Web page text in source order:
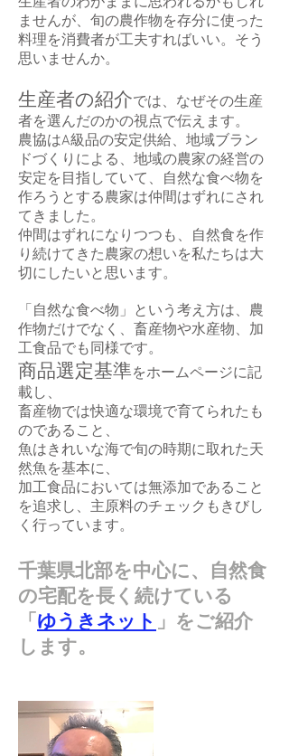
ませんが、旬の農作物を存分に使った
料理を消費者が工夫すればいい。そう
思いませんか。
生産者の紹介では、なぜその生産
者を選んだのかの視点で伝えます。
農協はA級品の安定供給、地域ブラン
ドづくりによる、地域の農家の経営の
安定を目指していて、自然な食べ物を
作ろうとする農家は仲間はずれにされ
てきました。
​仲間はずれになりつつも、自然食を作
り続けてきた農家の想いを私たちは大
切にしたいと思います。
「自然な食べ物」という考え方は、農
作物だけでなく、畜産物や水産物、加
工食品でも同様です。
商品選定基準をホームページに記
載し、
畜産物では快適な環境で育てられたも
のであること、
魚はきれいな海で旬の時期に取れた天
然魚を基本に、
加工食品においては無添加であること
を追求し、主原料のチェックもきびし
く行っています。
千葉県北部を中心に、自然食
の宅配を長く続けている
「 ゆうきネット 」をご紹介
します。